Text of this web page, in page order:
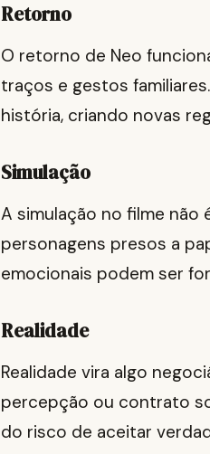
Retorno
O retorno de Neo
traços e gestos
história, criando novas
Simulação
A simulação no filme não
personagens presos a
emocionais podem ser
Realidade
Realidade vira algo
percepção ou contrato
do risco de aceitar